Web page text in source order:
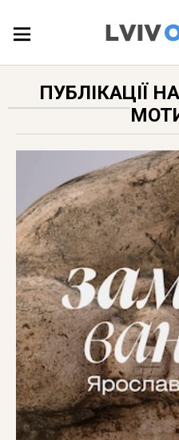
ПУБЛІКАЦІЇ
ДОВІДКА
ПУБЛІКАЦІЇ